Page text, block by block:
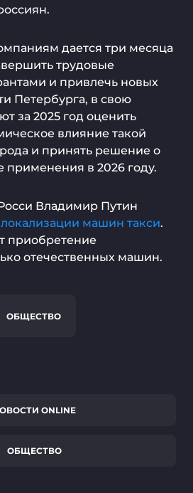
дается три месяца
трудовые
и привлечь новых
Петербурга, в свою
за 2025 год оценить
влияние такой
и принять решение о
применения в 2026 году.
Владимир Путин
машин такси.
приобретение
отечественных машин.
ОБЩЕСТВО
ONLINE
ОБЩЕСТВО